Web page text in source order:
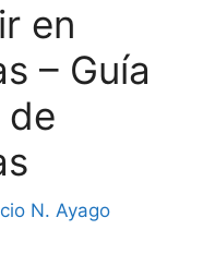
en
– Guía
de
N. Ayago